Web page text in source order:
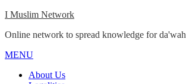
Skip
content
I Muslim Network
Online network to spread knowledge for da'wah
MENU
Menu
About Us